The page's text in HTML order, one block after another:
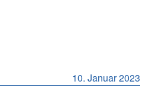
10. Januar 2023